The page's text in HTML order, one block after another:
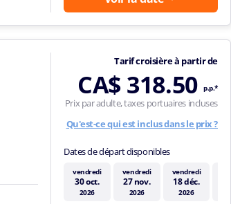
Tarif croisière à partir de
CA$ 318.50 p.p.*
Prix par adulte, taxes portuaires incluses
Qu'est-ce qui est inclus dans le prix ?
Dates de départ disponibles
vendredi
30 oct.
2026
vendredi
27 nov.
2026
vendredi
18 déc.
2026